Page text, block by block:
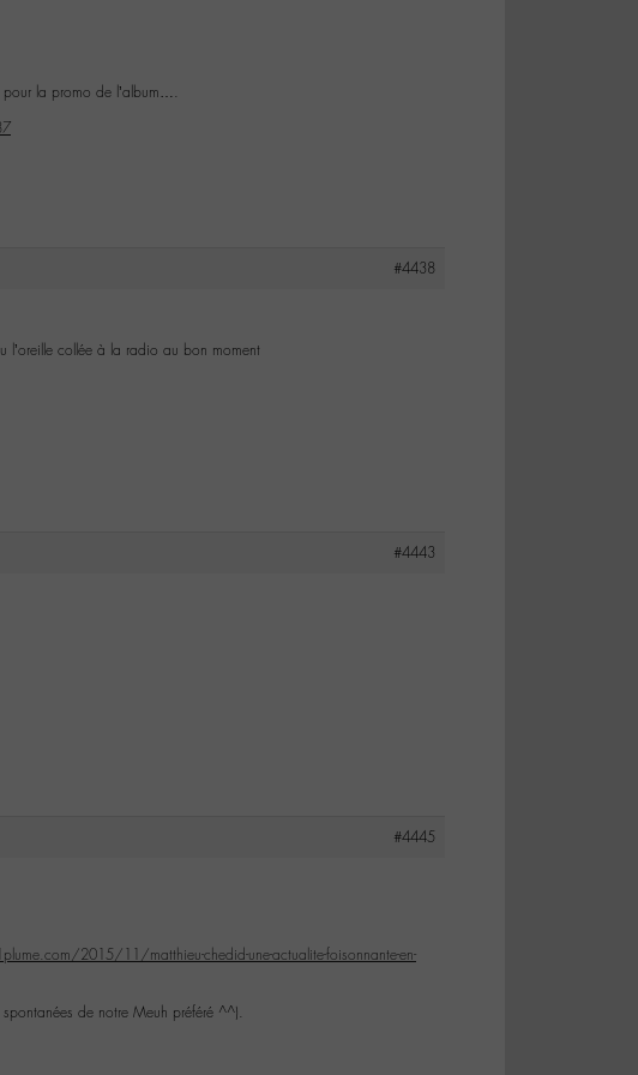
pour la promo de l’album….
#4438
collée à la radio au bon moment
#4443
#4445
2015/11/matthieu-chedid-une-actualite-foisonnante-en-
de notre Meuh préféré ^^).